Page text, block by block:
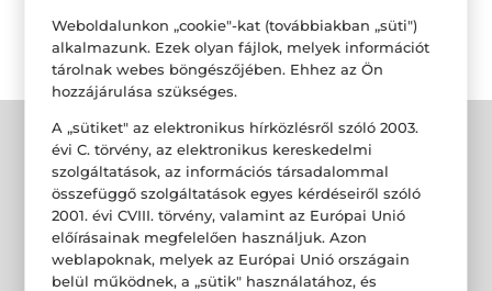
Weboldalunkon „cookie"-kat (továbbiakban „süti")
alkalmazunk. Ezek olyan fájlok, melyek információt
tárolnak webes böngészőjében. Ehhez az Ön
hozzájárulása szükséges.
A „sütiket" az elektronikus hírközlésről szóló 2003.
évi C. törvény, az elektronikus kereskedelmi
szolgáltatások, az információs társadalommal
összefüggő szolgáltatások egyes kérdéseiről szóló
2001. évi CVIII. törvény, valamint az Európai Unió
előírásainak megfelelően használjuk. Azon
weblapoknak, melyek az Európai Unió országain
belül működnek, a „sütik" használatához, és